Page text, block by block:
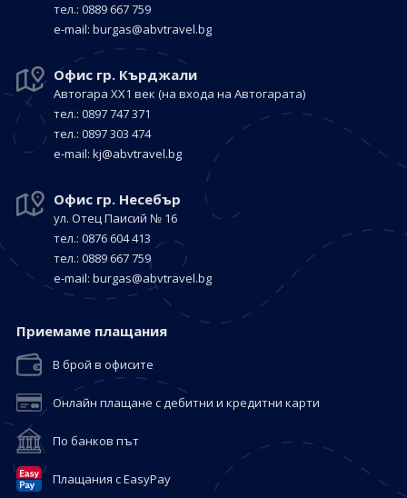
тел.: 0889 667 759
е-mail: burgas@abvtravel.bg
Офис гр. Кърджали
Автогара ХХ1 век (на входа на Автогарата)
тел.: 0897 747 371
тел.: 0897 303 474
е-mail: kj@abvtravel.bg
Офис гр. Несебър
ул. Отец Паисий № 16
тел.: 0876 604 413
тел.: 0889 667 759
е-mail: burgas@abvtravel.bg
Приемaме плащания
В брой в офисите
Онлайн плащане с дебитни и кредитни карти
По банков път
Плащания с EasyPay